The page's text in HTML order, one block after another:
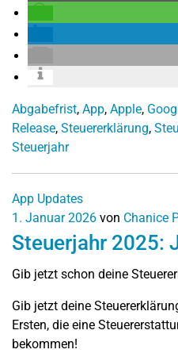
Abgabefrist, App, Apple,
Release, Steuererklärung,
Steuerjahr
App Updates
1. Januar 2026 von Chanice
Steuerjahr 2025:
Gib jetzt schon deine
Gib jetzt deine
Ersten, die eine
bekommen!